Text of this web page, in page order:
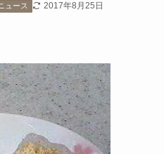
ュース 2017年8月25日